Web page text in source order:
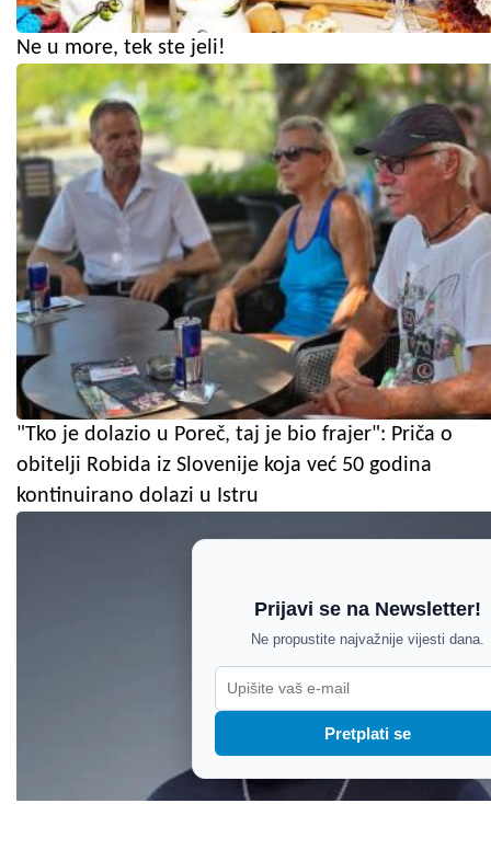
Ne u more, tek ste jeli!
"Tko je dolazio u Poreč, taj je bio frajer": Priča o
obitelji Robida iz Slovenije koja već 50 godina
kontinuirano dolazi u Istru
Prijavi se na Newsletter!
Ne propustite najvažnije vijesti dana.
Pretplati se